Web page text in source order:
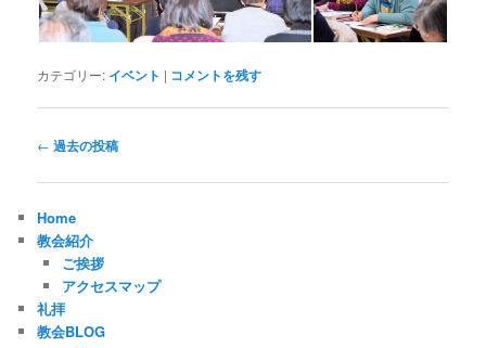
カテゴリー: イベント | コメントを残す
投
ナ
ビ
ゲ
ー
シ
ョ
ン
← 過去の投稿
Home
教会紹介
ご挨拶
アクセスマップ
礼拝
教会BLOG